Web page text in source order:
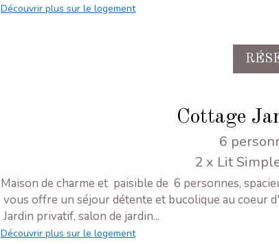
Découvrir plus sur le logement
Cottage
6
2 x Lit
Maison de charme et paisible de 6 personnes,
vous offre un séjour détente et bucolique au coeur
Jardin privatif, salon de jardin...
Découvrir plus sur le logement